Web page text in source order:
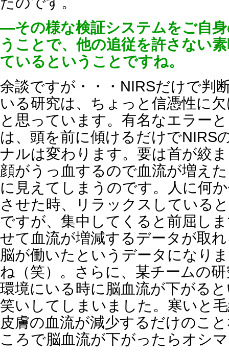
―その様な検証システムをご自
うことで、他の追従を許さない
ているということですね。
余談ですが・・・NIRSだけで判
いる研究は、ちょっと信憑性に
と思っています。有名なエラー
は、頭を前に傾けるだけでNIRS
ナルは変わります。要は首が絞
顔がうっ血するので血流が増え
に見えてしまうのです。人に何
させた時、リラックスしている
ですが、集中してくると前屈し
せて血流が増減するデータが取
脳が働いたというデータになり
ね（笑）。さらに、某チームの
環境にいる時に脳血流が下がる
笑いしてしまいました。寒いと
皮膚の血流が減少するだけのこ
ころで脳血流が下がったらオシ